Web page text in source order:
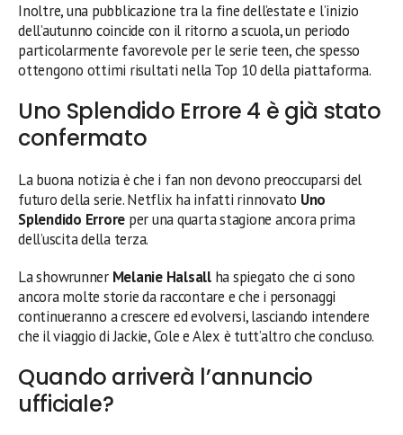
Inoltre, una pubblicazione tra la fine dell’estate e l’inizio
dell’autunno coincide con il ritorno a scuola, un periodo
particolarmente favorevole per le serie teen, che spesso
ottengono ottimi risultati nella Top 10 della piattaforma.
Uno Splendido Errore 4 è già stato
confermato
La buona notizia è che i fan non devono preoccuparsi del
futuro della serie. Netflix ha infatti rinnovato Uno
Splendido Errore per una quarta stagione ancora prima
dell’uscita della terza.
La showrunner Melanie Halsallha spiegato che ci sono
ancora molte storie da raccontare e che i personaggi
continueranno a crescere ed evolversi, lasciando intendere
che il viaggio di Jackie, Cole e Alex è tutt’altro che concluso.
Quando arriverà l’annuncio
ufficiale?